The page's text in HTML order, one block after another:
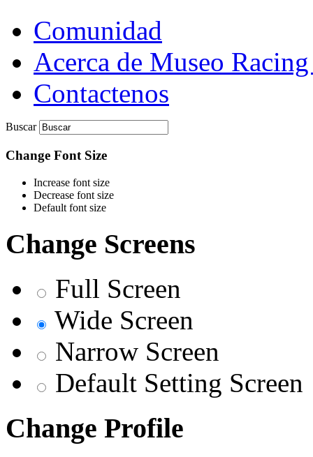
Comunidad
Acerca de Museo
Contactenos
Buscar
Change Font Size
Increase font size
Decrease font size
Default font size
Change Screens
Full Screen
Wide Screen
Narrow Screen
Default Setting Screen
Change Profile